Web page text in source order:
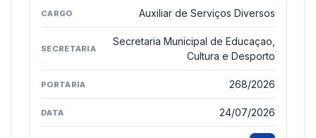
Auxiliar de Serviços Diversos
Secretaria Municipal de Educaçao,
Cultura e Desporto
268/2026
24/07/2026